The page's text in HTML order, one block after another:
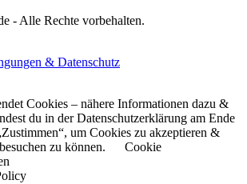
- Alle Rechte vorbehalten.
& Datenschutz
Cookies – nähere Informationen dazu &
du in der Datenschutzerklärung am Ende
um Cookies zu akzeptieren &
zu können.
Cookie